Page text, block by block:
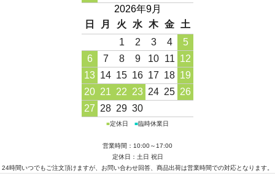
2026年9月
日
月 火 水 木 金
土
1
2 3 4
5
6
7 8 9 10 11 12
13 14 15 16 17 18 19
20 21 22 23 24 25 26
27 28 29 30
■定休日 ■臨時休業日
営業時間：10:00～17:00
定休日：土日 祝日
24時間いつでもご注文頂けますが、お問い合わせ回答、商品出荷は営業時間での対応となります。